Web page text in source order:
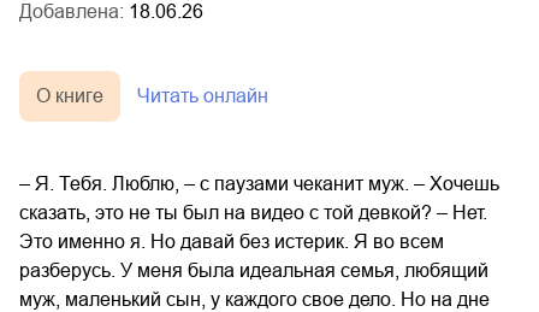
Добавлена: 18.06.26
О книге Читать онлайн
– Я. Тебя. Люблю, – с паузами чеканит муж. – Хочешь
сказать, это не ты был на видео с той девкой? – Нет.
Это именно я. Но давай без истерик. Я во всем
разберусь. У меня была идеальная семья, любящий
муж, маленький сын, у каждого свое дело. Но на дне